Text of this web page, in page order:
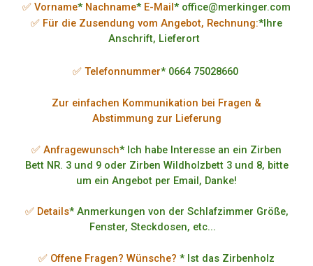
✅ Vorname* Nachname* E-Mail* office@merkinger.com
✅ Für die Zusendung vom Angebot, Rechnung:*Ihre
Anschrift, Lieferort
✅ Telefonnummer* 0664 75028660
Zur einfachen Kommunikation bei Fragen &
Abstimmung zur Lieferung
✅ Anfragewunsch* Ich habe Interesse an ein Zirben
Bett NR. 3 und 9 oder Zirben Wildholzbett 3 und 8, bitte
um ein Angebot per Email, Danke!
✅ Details* Anmerkungen von der Schlafzimmer Größe,
Fenster, Steckdosen, etc...
✅ Offene Fragen? Wünsche? * Ist das Zirbenholz